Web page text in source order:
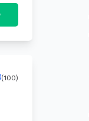
(100)